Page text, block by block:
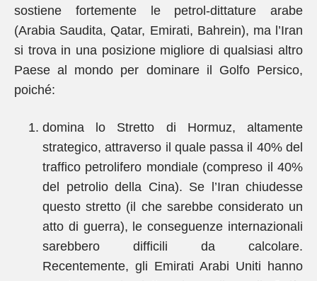
sostiene fortemente le petrol-dittature arabe
(Arabia Saudita, Qatar, Emirati, Bahrein), ma l’Iran
si trova in una posizione migliore di qualsiasi altro
Paese al mondo per dominare il Golfo Persico,
poiché:
domina lo Stretto di Hormuz, altamente
strategico, attraverso il quale passa il 40% del
traffico petrolifero mondiale (compreso il 40%
del petrolio della Cina). Se l’Iran chiudesse
questo stretto (il che sarebbe considerato un
atto di guerra), le conseguenze internazionali
sarebbero difficili da calcolare.
Recentemente, gli Emirati Arabi Uniti hanno